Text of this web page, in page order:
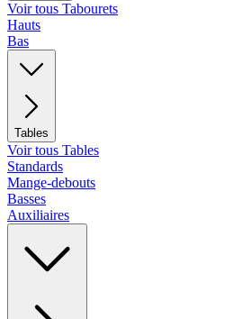
Voir tous Tabourets
Hauts
Bas
Tables
Voir tous Tables
Standards
Mange-debouts
Basses
Auxiliaires